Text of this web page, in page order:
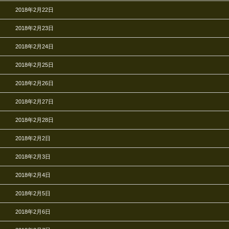
2018年2月22日
2018年2月23日
2018年2月24日
2018年2月25日
2018年2月26日
2018年2月27日
2018年2月28日
2018年2月2日
2018年2月3日
2018年2月4日
2018年2月5日
2018年2月6日